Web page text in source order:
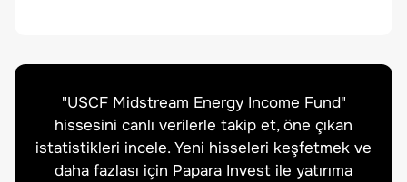
"USCF Midstream Energy Income Fund"
hissesini canlı verilerle takip et, öne çıkan
istatistikleri incele. Yeni hisseleri keşfetmek ve
daha fazlası için Papara Invest ile yatırıma